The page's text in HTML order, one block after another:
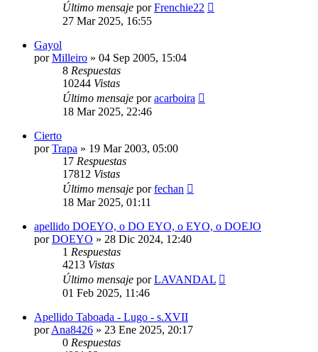
Último mensaje porFrenchie22
27 Mar 2025, 16:55
Gayol
porMilleiro » 04 Sep 2005, 15:04
8 Respuestas
10244 Vistas
Último mensaje poracarboira
18 Mar 2025, 22:46
Cierto
porTrapa » 19 Mar 2003, 05:00
17 Respuestas
17812 Vistas
Último mensaje porfechan
18 Mar 2025, 01:11
apellido DOEYO, o DO EYO, o EYO, o DOEJO
porDOEYO » 28 Dic 2024, 12:40
1 Respuestas
4213 Vistas
Último mensaje porLAVANDAL
01 Feb 2025, 11:46
Apellido Taboada - Lugo - s.XVII
porAna8426 » 23 Ene 2025, 20:17
0 Respuestas